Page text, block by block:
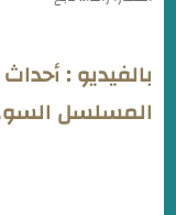
بالفيديو :
المسلسل